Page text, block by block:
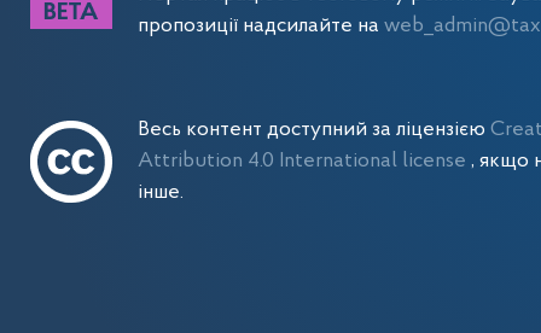
пропозиції надсилайте на
Весь контент доступний за ліцензією
Attribution 4.0 International license, якщо
інше.